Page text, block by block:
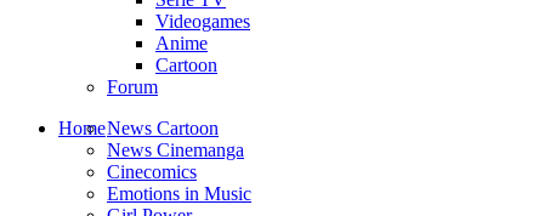
Videogames
Anime
Cartoon
Forum
HomeNews Cartoon
News Cinemanga
Cinecomics
Emotions in Music